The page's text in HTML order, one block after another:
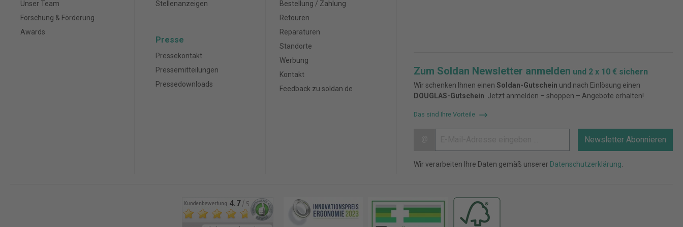
Unser Team
Forschung & Förderung
Awards
Stellenanzeigen
Presse
Pressekontakt
Pressemitteilungen
Pressedownloads
Bestellung / Zahlung
Retouren
Reparaturen
Standorte
Werbung
Kontakt
Feedback zu soldan.de
Zum Soldan Newsletter anmelden und 2 x 10 € sichern
Wir schenken Ihnen einen Soldan-Gutschein und nach Einlösung einen
DOUGLAS-Gutschein . Jetzt anmelden – shoppen – Angebote erhalten!
Das sind Ihre Vorteile
Newsletter Abonnieren
Wir verarbeiten Ihre Daten gemäß unserer Datenschutzerklärung